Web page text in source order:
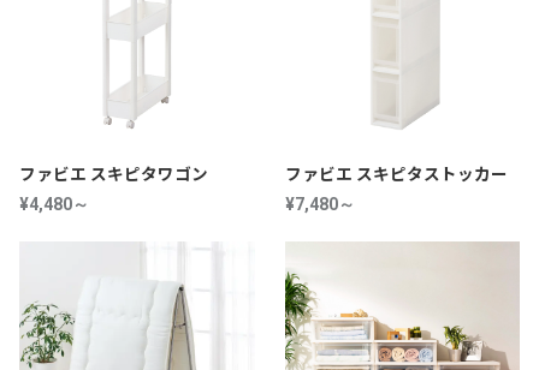
ファビエ スキピタワゴン
¥4,480～
ファビエ スキピタストッカー
¥7,480～